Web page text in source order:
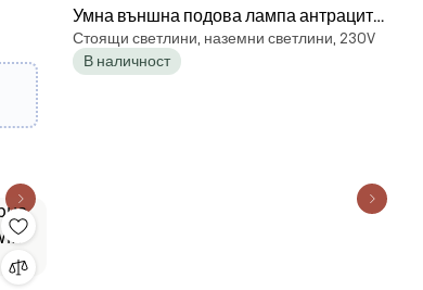
Умна външна подова лампа антрацит
65 см IP44 вкл. WiFi GU10 - Baleno
Стоящи светлини, наземни светлини, 230V
В наличност